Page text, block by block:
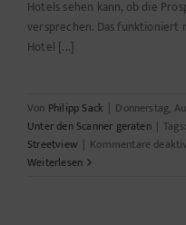
Hotels sehen kann, ob die
versprechen. Das funktioniert
Hotel [...]
Von Philipp Sack | Donnerstag,
Unter den Scanner geraten | Tags:
Streetview | Kommentare
Weiterlesen